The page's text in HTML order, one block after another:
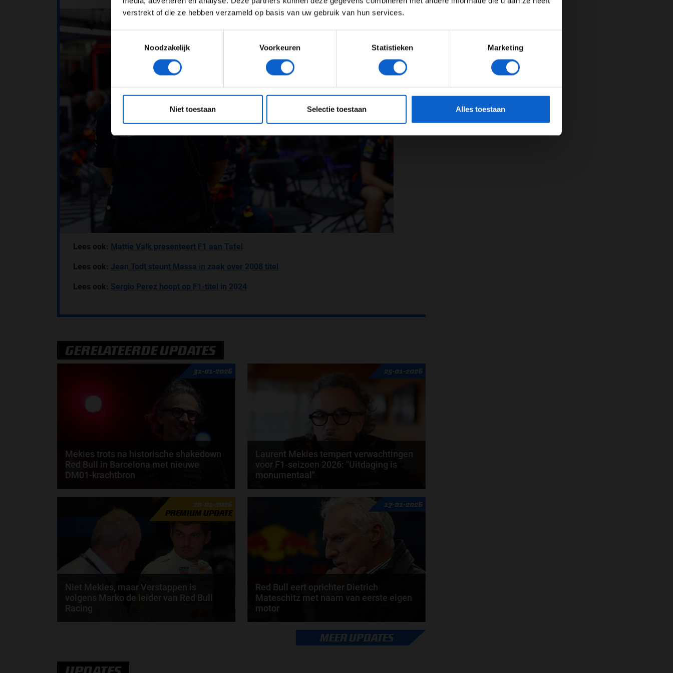
verstrekt of die ze hebben verzameld op basis van uw gebruik van hun services.
Toestemmingsselectie
Noodzakelijk
Voorkeuren Statistieken Marketing
Niet toestaan Selectie toestaan Alles toestaan
Lees ook: Mattie Valk presenteert F1 aan Tafel
Lees ook: Jean Todt steunt Massa in zaak over 2008 titel
Lees ook: Sergio Perez hoopt op F1-titel in 2024
GERELATEERDE UPDATES
31-01-2026
Mekies trots na historische shakedown
Red Bull in Barcelona met nieuwe
DM01-krachtbron
Laurent Mekies kijkt met een tevreden gevoel terug
op de shakedown die Red Bull Racing afgelopen...
25-01-2026
Laurent Mekies tempert verwachtingen
voor F1-seizoen 2026: "Uitdaging is
monumentaal"
Laurent Mekies heeft zijn licht laten schijnen op het
aanstaande Formule 1-seizoen van 2026. De...
20-01-2026
PREMIUM UPDATE
Niet Mekies, maar Verstappen is
volgens Marko de leider van Red Bull
Racing
doorJarlo van der Vloed
17-01-2026
Red Bull eert oprichter Dietrich
Mateschitz met naam van eerste eigen
motor
Het Formule 1-team van Red Bull heeft zijn
allereerste zelf ontwikkelde krachtbron vernoemd
MEER UPDATES
JONGER DAN 24 24 JAAR OF OUDER
*Raadpleeg onsprivacybeleidvoor meer informatie over gegevensgebruik en -bescherming.